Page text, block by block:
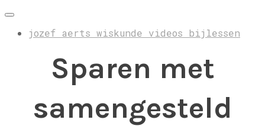
jozef aerts wiskunde videos bijlessen
Sparen met
samengesteld